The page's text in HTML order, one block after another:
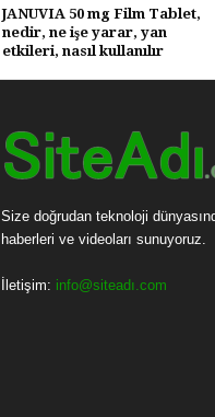
JANUVIA 50 mg Film Tablet,
nedir, ne işe yarar, yan
etkileri, nasıl kullanılır
Size doğrudan teknoloji
haberleri ve videoları sunuyoruz.
İletişim: info@siteadı.com